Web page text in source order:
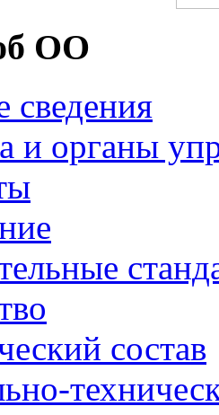
ОО
сведения
и органы
состав